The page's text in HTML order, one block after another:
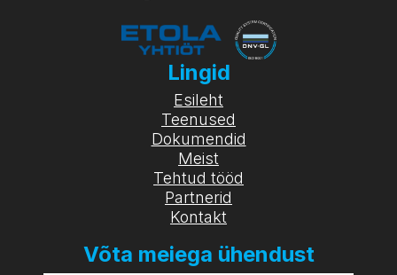
Lingid
Esileht
Teenused
Dokumendid
Meist
Tehtud tööd
Partnerid
Kontakt
Võta meiega ühendust